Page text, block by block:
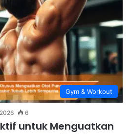
Gym & Workout
6
untuk Menguatkan